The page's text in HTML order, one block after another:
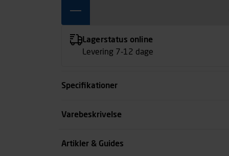
Lagerstatus online
Levering 7-12 dage
Specifikationer
Størrelse
Varebeskrivelse
Artikler & Guides